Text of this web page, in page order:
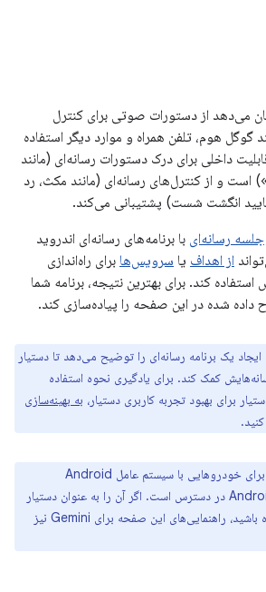
می‌دهد از دستورات صوتی برای کنترل
گوگل هوم، تلفن همراه و موارد دیگر استفاده
داخلی برای درک دستورات رسانه‌ای (مانند
است و از کنترل‌های رسانه‌ای (مانند مکث، رد
انگشت شست) پشتیبانی می‌کند.
جلسه رسانه‌ای با برنامه‌های رسانه‌ای اندروید
از اهداف یا سرویس‌ها برای راه‌اندازی
کند. برای بهترین نتیجه، برنامه شما
داده شده در این صفحه را پیاده‌سازی کند.
ایجاد یک برنامه رسانه‌ای را توضیح می‌دهد تا دستیار
کمک کند. برای یادگیری نحوه استفاده
به بهینه‌سازی
Gemini اکنون برای خودروهایی با سیستم عامل Android
Automotive و Android Auto در دسترس است. اگر آن را به عنوان دستیار
پیش فرض خود تنظیم کرده باشید، راهنمایی‌های این صفحه برای Gemini نیز